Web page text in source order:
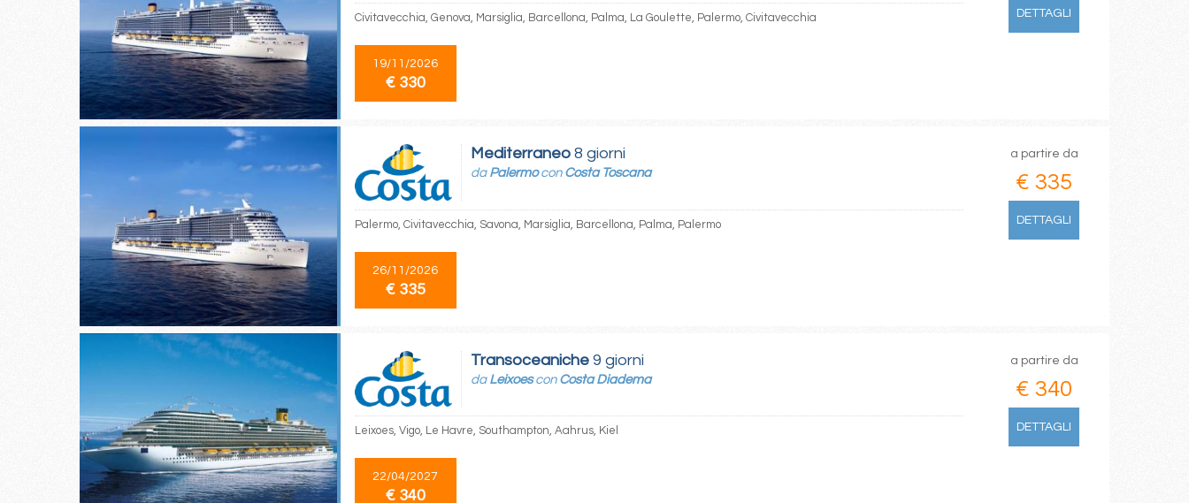
Civitavecchia, Genova, Marsiglia, Barcellona, Palma, La Goulette, Palermo, Civitavecchia
19/11/2026
€ 330
DETTAGLI
Mediterraneo 8 giorni
da Palermocon Costa Toscana
Palermo, Civitavecchia, Savona, Marsiglia, Barcellona, Palma, Palermo
26/11/2026
€ 335
a partire da
€ 335
DETTAGLI
Transoceaniche 9 giorni
da Leixoescon Costa Diadema
Leixoes, Vigo, Le Havre, Southampton, Aahrus, Kiel
22/04/2027
€ 340
a partire da
€ 340
DETTAGLI